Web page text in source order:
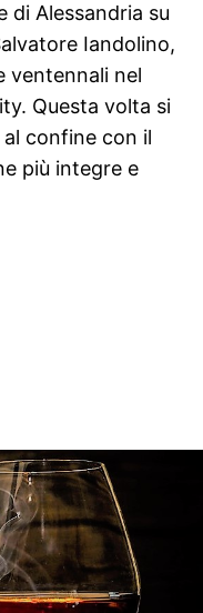
di Alessandria su
Iandolino,
ventennali nel
Questa volta si
al confine con il
più integre e